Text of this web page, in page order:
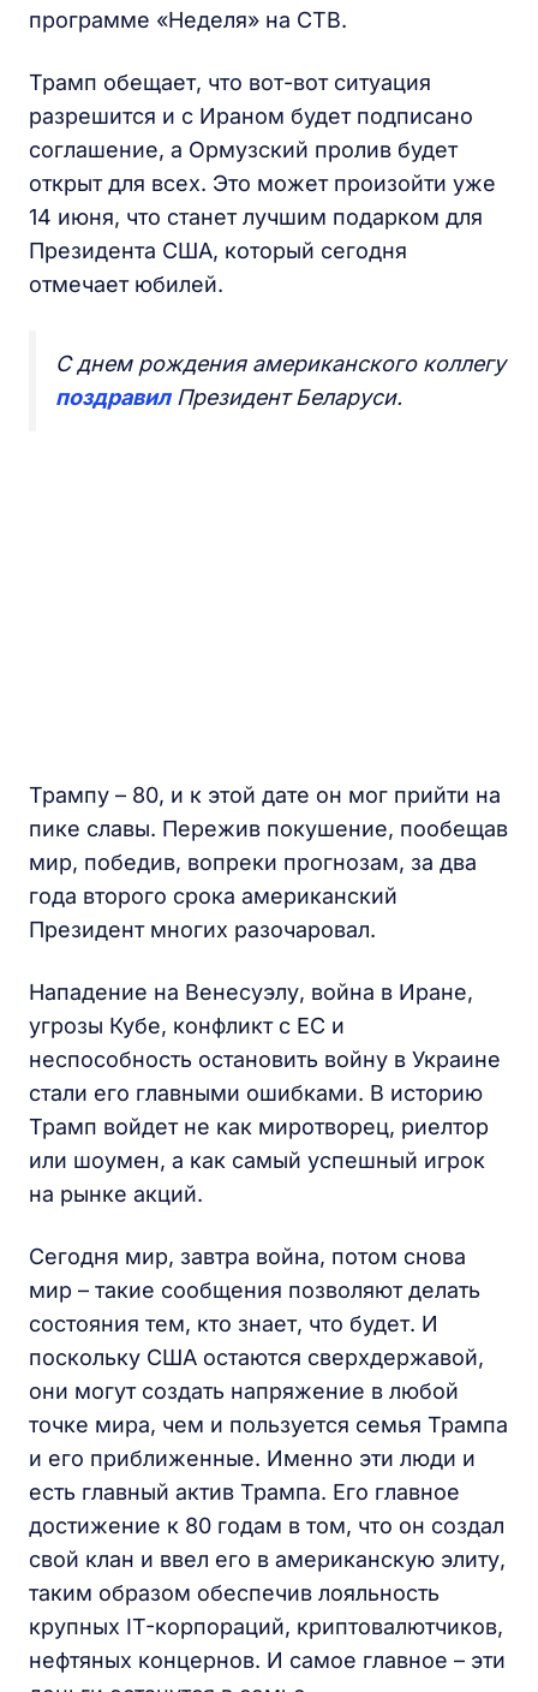
программе «Неделя» на СТВ.
Трамп обещает, что вот-вот ситуация
разрешится и с Ираном будет подписано
соглашение, а Ормузский пролив будет
открыт для всех. Это может произойти уже
14 июня, что станет лучшим подарком для
Президента США, который сегодня
отмечает юбилей.
С днем рождения американского коллегу
поздравилПрезидент Беларуси.
Трампу – 80, и к этой дате он мог прийти на
пике славы. Пережив покушение, пообещав
мир, победив, вопреки прогнозам, за два
года второго срока американский
Президент многих разочаровал.
Нападение на Венесуэлу, война в Иране,
угрозы Кубе, конфликт с ЕС и
неспособность остановить войну в Украине
стали его главными ошибками. В историю
Трамп войдет не как миротворец, риелтор
или шоумен, а как самый успешный игрок
на рынке акций.
Сегодня мир, завтра война, потом снова
мир – такие сообщения позволяют делать
состояния тем, кто знает, что будет. И
поскольку США остаются сверхдержавой,
они могут создать напряжение в любой
точке мира, чем и пользуется семья Трампа
и его приближенные. Именно эти люди и
есть главный актив Трампа. Его главное
достижение к 80 годам в том, что он создал
свой клан и ввел его в американскую элиту,
таким образом обеспечив лояльность
крупных IT-корпораций, криптовалютчиков,
нефтяных концернов. И самое главное – эти